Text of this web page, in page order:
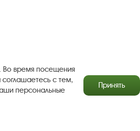
деятельность
Во время посещения
с тем,
персональные
Принять